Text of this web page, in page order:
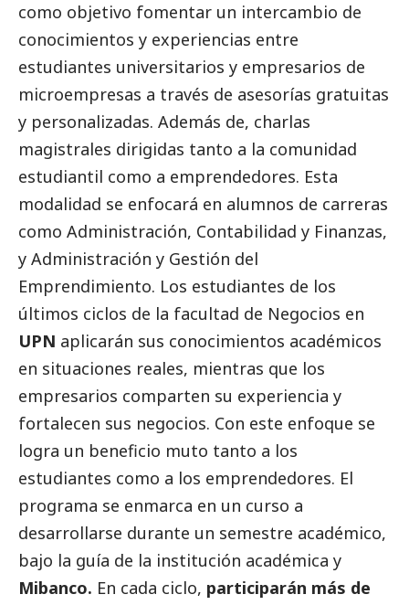
como objetivo fomentar un intercambio de
conocimientos y experiencias entre
estudiantes universitarios y empresarios de
microempresas a través de asesorías gratuitas
y personalizadas. Además de, charlas
magistrales dirigidas tanto a la comunidad
estudiantil como a emprendedores. Esta
modalidad se enfocará en alumnos de carreras
como Administración, Contabilidad y Finanzas,
y Administración y Gestión del
Emprendimiento. Los estudiantes de los
últimos ciclos de la facultad de Negocios en
UPN aplicarán sus conocimientos académicos
en situaciones reales, mientras que los
empresarios comparten su experiencia y
fortalecen sus negocios. Con este enfoque se
logra un beneficio muto tanto a los
estudiantes como a los emprendedores. El
programa se enmarca en un curso a
desarrollarse durante un semestre académico,
bajo la guía de la institución académica y
Mibanco. En cada ciclo, participarán más de